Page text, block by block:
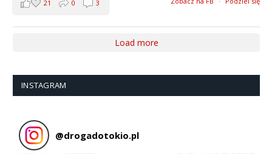
21 0 3
Load more
INSTAGRAM
@drogadotokio.pl